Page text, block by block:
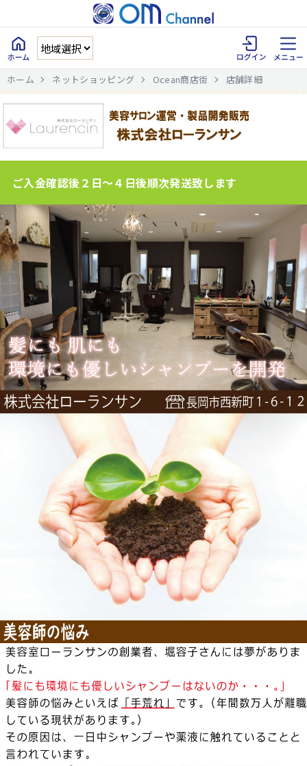
ホーム ネットショッピング Ocean商店街 店舗詳細
ご入金確認後２日～４日後順次発送致します